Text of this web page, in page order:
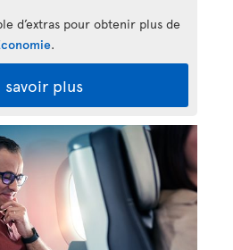
d’extras pour obtenir plus de
.
savoir plus